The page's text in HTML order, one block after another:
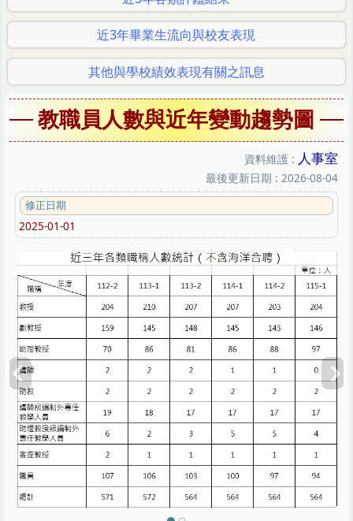
近3年畢業生流向與校友表現
其他與學校績效表現有關之訊息
教職員人數與近年變動趨勢圖
資料維護 : 人事室
最後更新日期 : 2026-08-04
修正日期
2025-01-01